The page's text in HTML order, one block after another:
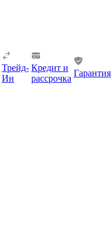
Трейд-
Ин
Кредит и
рассрочка
Гарантия